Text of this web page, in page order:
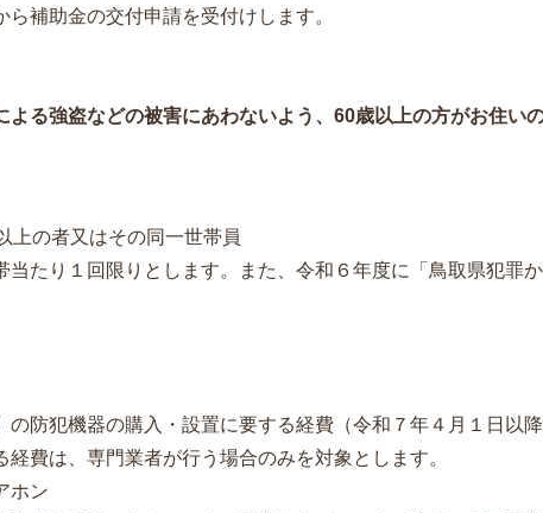
補助金の交付申請を受付けします。
る強盗などの被害にあわないよう、60歳以上の方がお住い
の者又はその同一世帯員
たり１回限りとします。また、令和６年度に「鳥取県犯罪
防犯機器の購入・設置に要する経費（令和７年４月１日以降
費は、専門業者が行う場合のみを対象とします。
ホン